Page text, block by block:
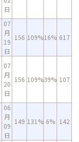
日
07
月
19
日
156 109%16% 617
07
月
20
日
156 109%39% 107
06
月
09
日
149 131% 6% 142